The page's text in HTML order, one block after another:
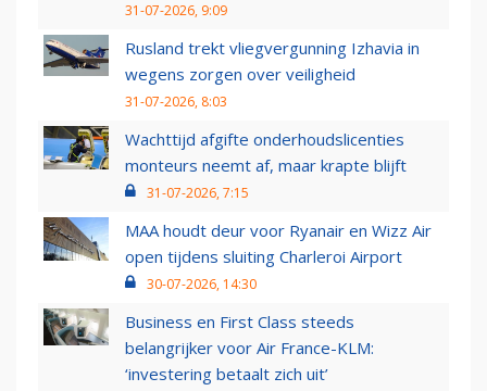
31-07-2026, 9:09
Rusland trekt vliegvergunning Izhavia in
wegens zorgen over veiligheid
31-07-2026, 8:03
Wachttijd afgifte onderhoudslicenties
monteurs neemt af, maar krapte blijft
31-07-2026, 7:15
MAA houdt deur voor Ryanair en Wizz Air
open tijdens sluiting Charleroi Airport
30-07-2026, 14:30
Business en First Class steeds
belangrijker voor Air France-KLM:
‘investering betaalt zich uit’